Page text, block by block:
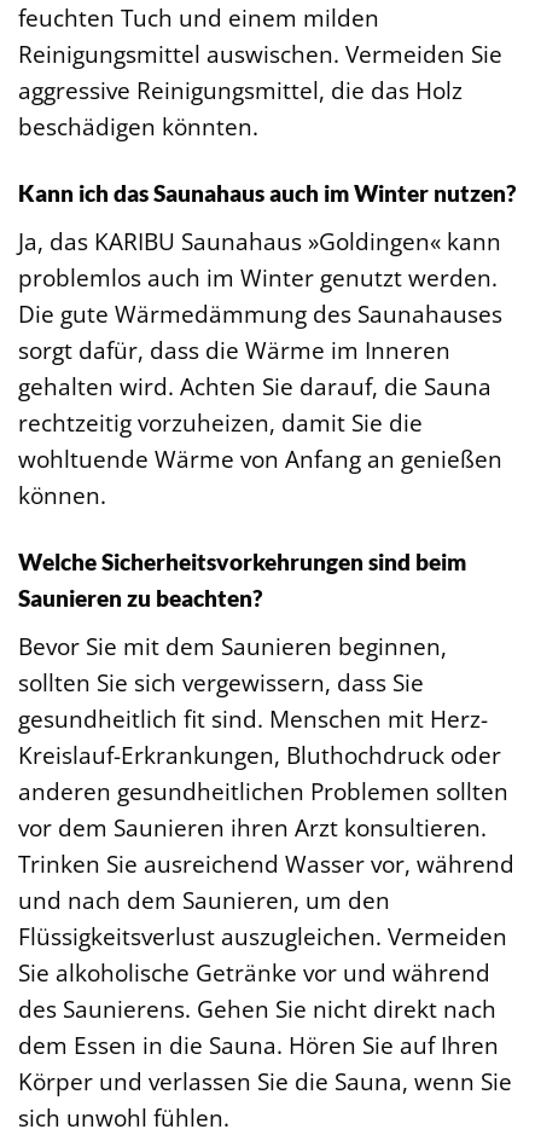
feuchten Tuch und einem milden
Reinigungsmittel auswischen. Vermeiden Sie
aggressive Reinigungsmittel, die das Holz
beschädigen könnten.
Kann ich das Saunahaus auch im Winter nutzen?
Ja, das KARIBU Saunahaus »Goldingen« kann
problemlos auch im Winter genutzt werden.
Die gute Wärmedämmung des Saunahauses
sorgt dafür, dass die Wärme im Inneren
gehalten wird. Achten Sie darauf, die Sauna
rechtzeitig vorzuheizen, damit Sie die
wohltuende Wärme von Anfang an genießen
können.
Welche Sicherheitsvorkehrungen sind beim
Saunieren zu beachten?
Bevor Sie mit dem Saunieren beginnen,
sollten Sie sich vergewissern, dass Sie
gesundheitlich fit sind. Menschen mit Herz-
Kreislauf-Erkrankungen, Bluthochdruck oder
anderen gesundheitlichen Problemen sollten
vor dem Saunieren ihren Arzt konsultieren.
Trinken Sie ausreichend Wasser vor, während
und nach dem Saunieren, um den
Flüssigkeitsverlust auszugleichen. Vermeiden
Sie alkoholische Getränke vor und während
des Saunierens. Gehen Sie nicht direkt nach
dem Essen in die Sauna. Hören Sie auf Ihren
Körper und verlassen Sie die Sauna, wenn Sie
sich unwohl fühlen.